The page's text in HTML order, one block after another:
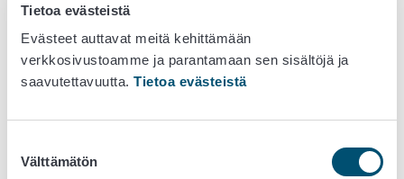
Tietoa evästeistä
Evästeet auttavat meitä kehittämään
verkkosivustoamme ja parantamaan sen sisältöjä ja
saavutettavuutta. Tietoa evästeistä
valinta
Välttämätön
Tulosta
Kasvinterveys- ja lannoiteyksikön ohje nro